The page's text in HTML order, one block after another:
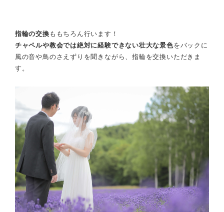
指輪の交換 ももちろん行います！
チャペルや教会では絶対に経験できない壮大な景色をバックに
風の音や鳥のさえずりを聞きながら、指輪を交換いただきま
す。